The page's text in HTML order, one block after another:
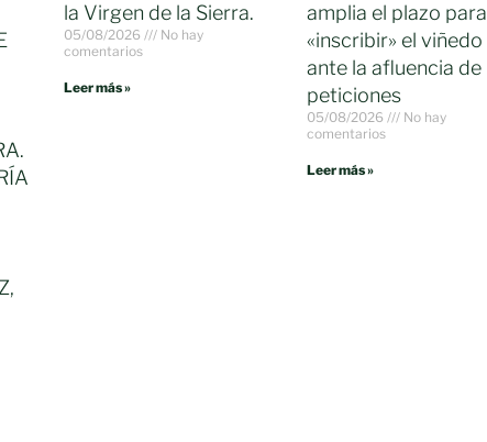
la Virgen de la Sierra.
05/08/2026
No hay
comentarios
Leer más »
amplia el plazo para
«inscribir» el viñedo
ante la afluencia de
peticiones
05/08/2026
No hay
comentarios
Leer más »